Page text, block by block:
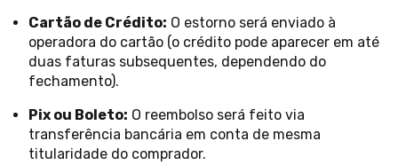
Cartão de Crédito: O estorno será enviado à
operadora do cartão (o crédito pode aparecer em até
duas faturas subsequentes, dependendo do
fechamento).
Pix ou Boleto: O reembolso será feito via
transferência bancária em conta de mesma
titularidade do comprador.